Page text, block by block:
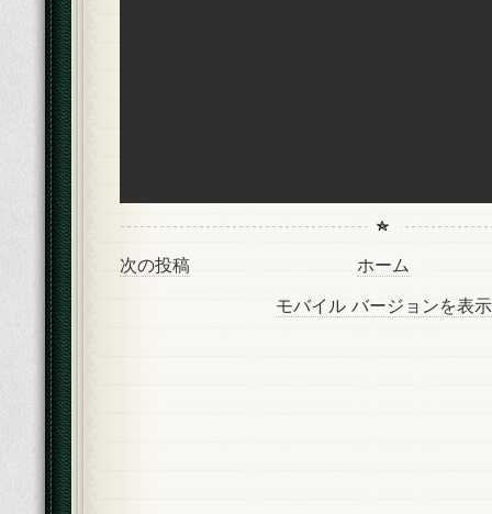
次の投稿
ホーム
モバイル バージョンを表示